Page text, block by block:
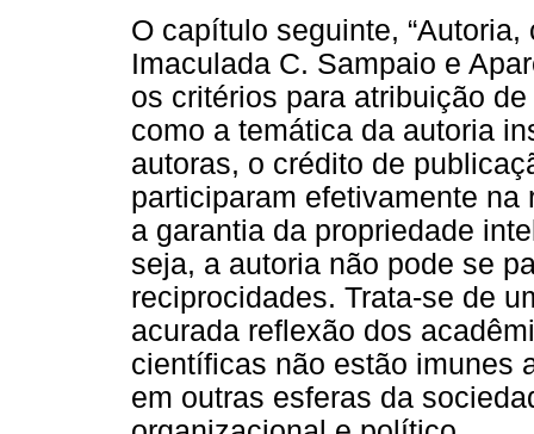
O capítulo seguinte,
Imaculada C. Sampaio e
os critérios para atribuição
como a temática da autoria
autoras, o crédito de
participaram efetivamente
a garantia da propriedade
seja, a autoria não pode se
reciprocidades. Trata-se de
acurada reflexão dos
científicas não estão imunes
em outras esferas da